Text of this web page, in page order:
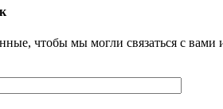
чтобы мы могли связаться с